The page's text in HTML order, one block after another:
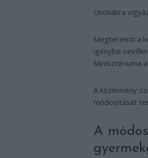
Unokákra
Megteremti a
igénybe
Minisztériuma
A közlemény
módosítását
A